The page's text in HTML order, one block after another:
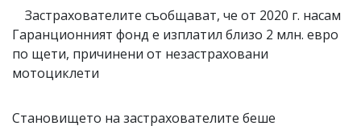
Застрахователите съобщават, че от 2020 г. насам
Гаранционният фонд е изплатил близо 2 млн. евро
по щети, причинени от незастраховани
мотоциклети
Становището на застрахователите беше